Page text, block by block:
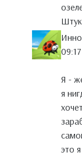
Я -
я
это